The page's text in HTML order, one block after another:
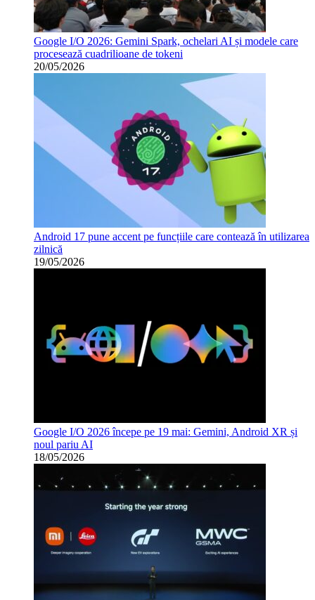
Google I/O 2026: Gemini Spark, ochelari AI și modele care
procesează cuadrilioane de tokeni
20/05/2026
Android 17 pune accent pe funcțiile care contează în utilizarea
zilnică
19/05/2026
Google I/O 2026 începe pe 19 mai: Gemini, Android XR și
noul pariu AI
18/05/2026